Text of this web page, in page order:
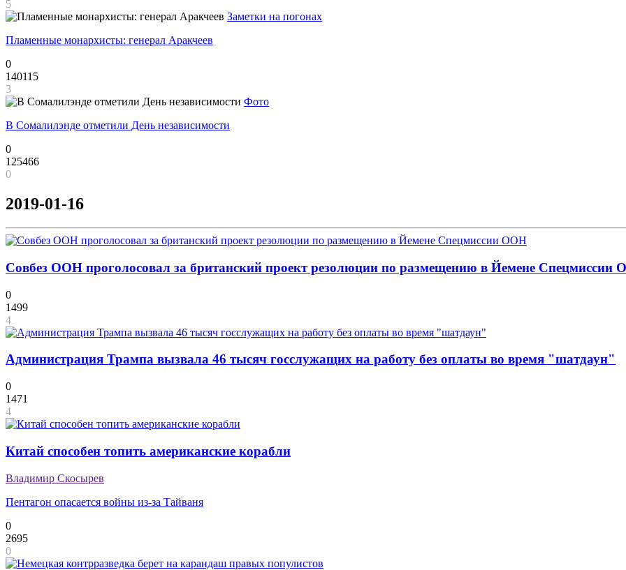
5
Заметки на погонах
Пламенные монархисты: генерал Аракчеев
0
140115
3
Фото
В Сомалилэнде отметили День независимости
0
125466
0
2019-01-16
Совбез ООН проголосовал за британский проект резолюции по размещению в Йемене Спецмиссии
0
1499
4
Администрация Трампа вызвала 46 тысяч госслужащих на работу без оплаты во время "шатдаун"
0
1471
4
Китай способен топить американские корабли
Владимир Скосырев
Пентагон опасается войны из-за Тайваня
0
2695
0